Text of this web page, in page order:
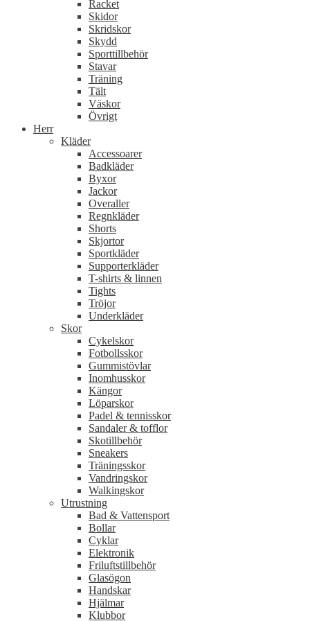
Racket
Skidor
Skridskor
Skydd
Sporttillbehör
Stavar
Träning
Tält
Väskor
Övrigt
Herr
Kläder
Accessoarer
Badkläder
Byxor
Jackor
Overaller
Regnkläder
Shorts
Skjortor
Sportkläder
Supporterkläder
T-shirts & linnen
Tights
Tröjor
Underkläder
Skor
Cykelskor
Fotbollsskor
Gummistövlar
Inomhusskor
Kängor
Löparskor
Padel & tennisskor
Sandaler & tofflor
Skotillbehör
Sneakers
Träningsskor
Vandringskor
Walkingskor
Utrustning
Bad & Vattensport
Bollar
Cyklar
Elektronik
Friluftstillbehör
Glasögon
Handskar
Hjälmar
Klubbor